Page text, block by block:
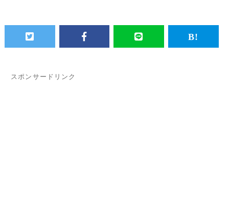
スポンサードリンク